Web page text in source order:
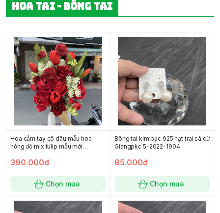
HOA TAI - BÔNG TAI
Hoa cầm tay cô dâu mẫu hoa
hồng đỏ mix tulip mẫu mới
390.000đ
Chọn mua
Bông tai kim bạc 925 hạt trai sà cừ
Giangpkc 5-2022-1904
85.000đ
Chọn mua